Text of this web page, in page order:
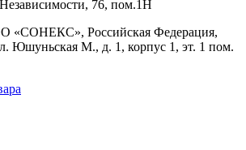
76, пом.1Н
«СОНЕКС», Российская Федерация,
Юшуньская М., д. 1, корпус 1, эт. 1 пом.